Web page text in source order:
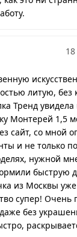
литую, без
Тренд увидела
Монтерей 1,5
сайт, со мной
и не только
нужной
быструю
из Москвы
супер! Очень
без